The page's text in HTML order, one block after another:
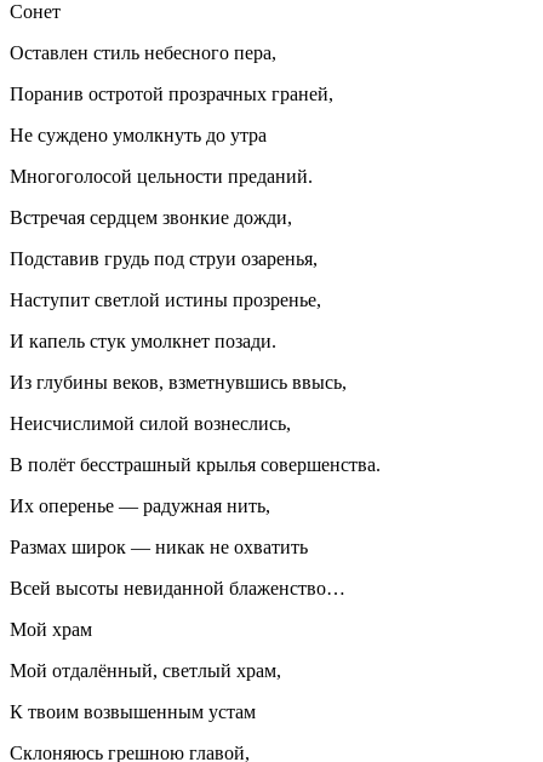
Сонет
Оставлен стиль небесного пера,
Поранив остротой прозрачных граней,
Не суждено умолкнуть до утра
Многоголосой цельности преданий.
Встречая сердцем звонкие дожди,
Подставив грудь под струи озаренья,
Наступит светлой истины прозренье,
И капель стук умолкнет позади.
Из глубины веков, взметнувшись ввысь,
Неисчислимой силой вознеслись,
В полёт бесстрашный крылья совершенства.
Их оперенье — радужная нить,
Размах широк — никак не охватить
Всей высоты невиданной блаженство…
Мой храм
Мой отдалённый, светлый храм,
К твоим возвышенным устам
Склоняюсь грешною главой,